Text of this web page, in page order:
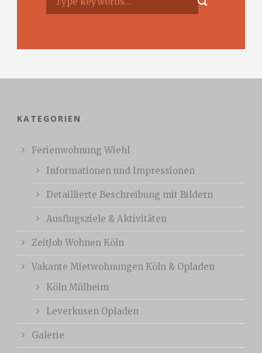
KATEGORIEN
Ferienwohnung Wiehl
Informationen und Impressionen
Detaillierte Beschreibung mit Bildern
Ausflugsziele & Aktivitäten
ZeitJob Wohnen Köln
Vakante Mietwohnungen Köln & Opladen
Köln Mülheim
Leverkusen Opladen
Galerie